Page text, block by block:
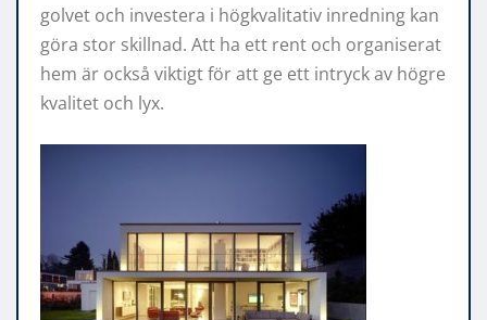
golvet och investera i högkvalitativ inredning kan
göra stor skillnad. Att ha ett rent och organiserat
hem är också viktigt för att ge ett intryck av högre
kvalitet och lyx.